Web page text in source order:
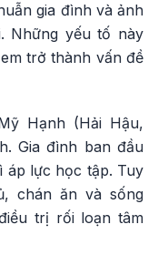
gia đình và ảnh
Những yếu tố này
trở thành vấn đề
Hạnh (Hải Hậu,
Gia đình ban đầu
áp lực học tập. Tuy
chán ăn và sống
trị rối loạn tâm